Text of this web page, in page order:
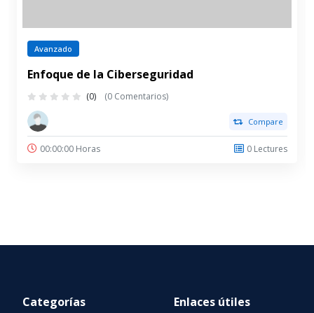
Avanzado
Enfoque de la Ciberseguridad
(0) (0 Comentarios)
Compare
00:00:00 Horas 0 Lectures
Categorías Enlaces útiles